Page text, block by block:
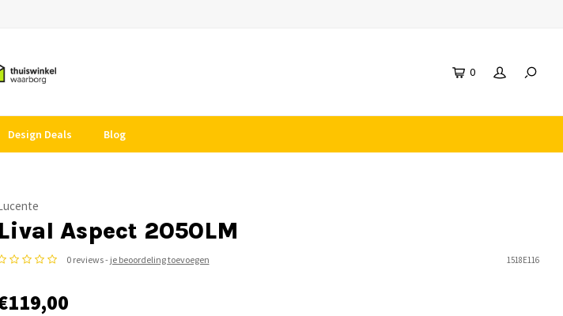
0
Design Deals Blog
Lival Aspect 2050LM
0 reviews - je beoordeling toevoegen 1518E116